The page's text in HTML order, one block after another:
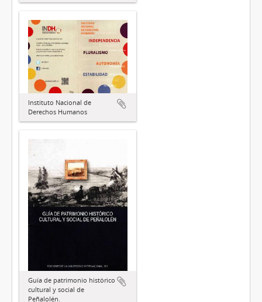
Instituto Nacional de
Derechos Humanos
Guía de patrimonio histórico
cultural y social de
Peñalolén.